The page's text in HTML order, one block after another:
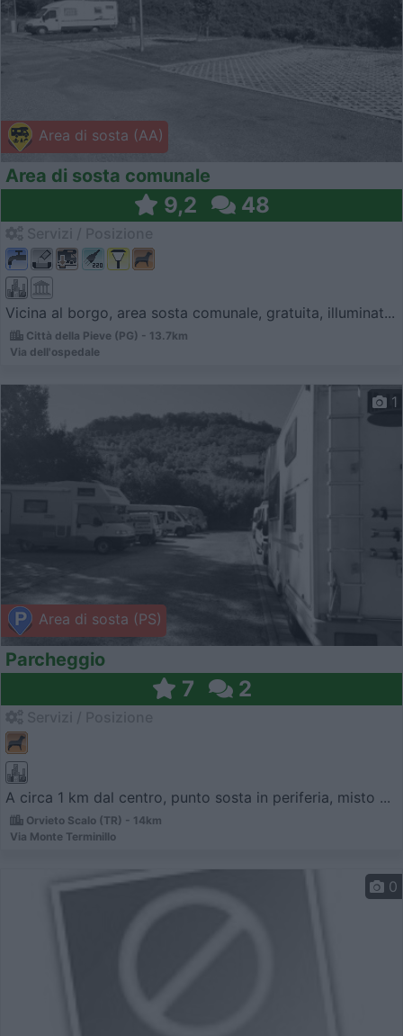
Area di sosta (AA)
Area di sosta comunale
9,2 48
Vicina al borgo, area sosta comunale, gratuita, illuminat...
Città della Pieve (PG) - 13.7km
Via dell'ospedale
Area di sosta (PS)
1
Parcheggio
7 2
A circa 1 km dal centro, punto sosta in periferia, misto ...
Orvieto Scalo (TR) - 14km
Via Monte Terminillo
0